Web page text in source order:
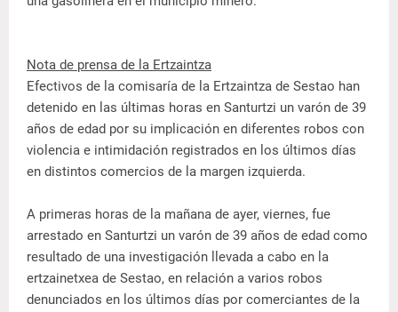
Nota de prensa de la Ertzaintza
Efectivos de la comisaría de la Ertzaintza de Sestao han
detenido en las últimas horas en Santurtzi un varón de 39
años de edad por su implicación en diferentes robos con
violencia e intimidación registrados en los últimos días
en distintos comercios de la margen izquierda.
A primeras horas de la mañana de ayer, viernes, fue
arrestado en Santurtzi un varón de 39 años de edad como
resultado de una investigación llevada a cabo en la
ertzainetxea de Sestao, en relación a varios robos
denunciados en los últimos días por comerciantes de la